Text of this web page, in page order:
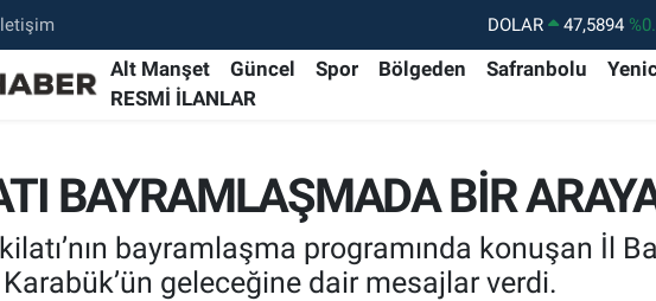
DOLAR 47,5894
EURO
55,0398 %-
BİST100
13.703
BITCOIN
64.927,78
Alt Manşet Güncel Spor Bölgeden Safranbolu
RESMİ İLANLAR
BAYRAMLAŞMADA BİR
bayramlaşma programında konuşan İl
Karabük’ün geleceğine dair mesajlar verdi.